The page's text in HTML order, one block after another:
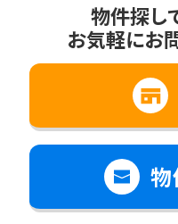
物件探し
お気軽にお
物